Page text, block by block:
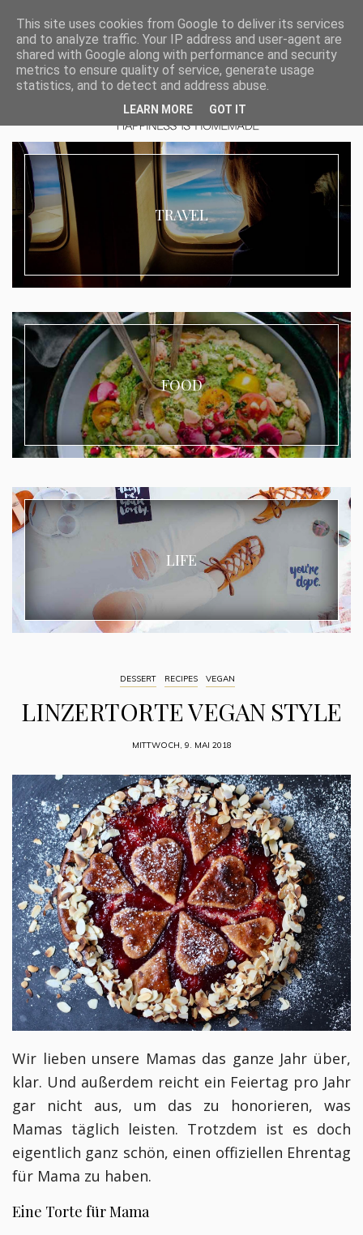
TRAVEL
FOOD
LIFE
DESSERT RECIPES VEGAN
LINZERTORTE VEGAN STYLE
MITTWOCH, 9. MAI 2018
Wir lieben unsere Mamas das ganze Jahr über,
klar. Und außerdem reicht ein Feiertag pro Jahr
gar nicht aus, um das zu honorieren, was
Mamas täglich leisten. Trotzdem ist es doch
eigentlich ganz schön, einen offiziellen Ehrentag
für Mama zu haben.
Eine Torte für Mama
This site uses cookies from Google to deliver its services
and to analyze traffic. Your IP address and user-agent are
shared with Google along with performance and security
metrics to ensure quality of service, generate usage
statistics, and to detect and address abuse.
LEARN MORE GOT IT